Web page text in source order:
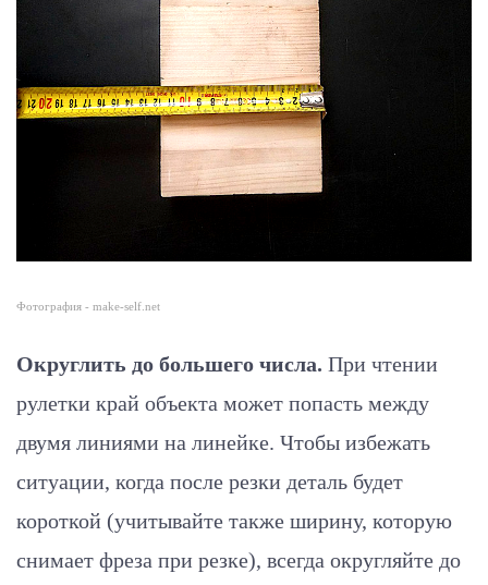
Фотография - make-self.net
Округлить до большего числа. При чтении
рулетки край объекта может попасть между
двумя линиями на линейке. Чтобы избежать
ситуации, когда после резки деталь будет
короткой (учитывайте также ширину, которую
снимает фреза при резке), всегда округляйте до